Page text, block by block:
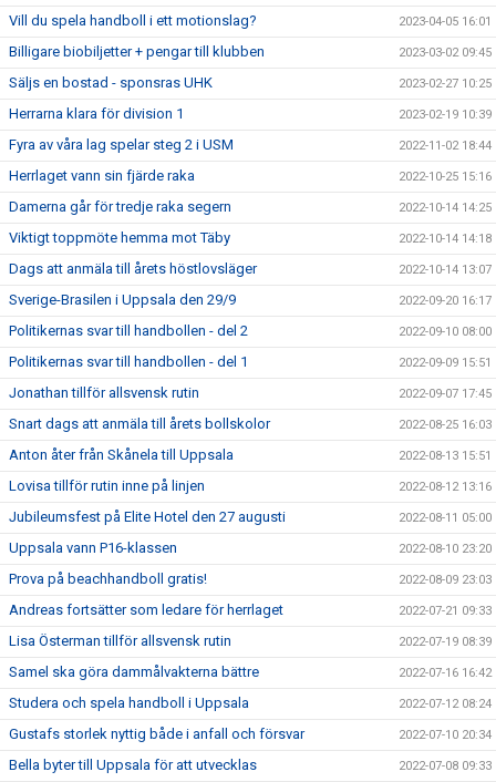
Vill du spela handboll i ett motionslag? 2023-04-05 16:01
Billigare biobiljetter + pengar till klubben 2023-03-02 09:45
Säljs en bostad - sponsras UHK 2023-02-27 10:25
Herrarna klara för division 1 2023-02-19 10:39
Fyra av våra lag spelar steg 2 i USM 2022-11-02 18:44
Herrlaget vann sin fjärde raka 2022-10-25 15:16
Damerna går för tredje raka segern 2022-10-14 14:25
Viktigt toppmöte hemma mot Täby 2022-10-14 14:18
Dags att anmäla till årets höstlovsläger 2022-10-14 13:07
Sverige-Brasilen i Uppsala den 29/9 2022-09-20 16:17
Politikernas svar till handbollen - del 2 2022-09-10 08:00
Politikernas svar till handbollen - del 1 2022-09-09 15:51
Jonathan tillför allsvensk rutin 2022-09-07 17:45
Snart dags att anmäla till årets bollskolor 2022-08-25 16:03
Anton åter från Skånela till Uppsala 2022-08-13 15:51
Lovisa tillför rutin inne på linjen 2022-08-12 13:16
Jubileumsfest på Elite Hotel den 27 augusti 2022-08-11 05:00
Uppsala vann P16-klassen 2022-08-10 23:20
Prova på beachhandboll gratis! 2022-08-09 23:03
Andreas fortsätter som ledare för herrlaget 2022-07-21 09:33
Lisa Österman tillför allsvensk rutin 2022-07-19 08:39
Samel ska göra dammålvakterna bättre 2022-07-16 16:42
Studera och spela handboll i Uppsala 2022-07-12 08:24
Gustafs storlek nyttig både i anfall och försvar 2022-07-10 20:34
Bella byter till Uppsala för att utvecklas 2022-07-08 09:33